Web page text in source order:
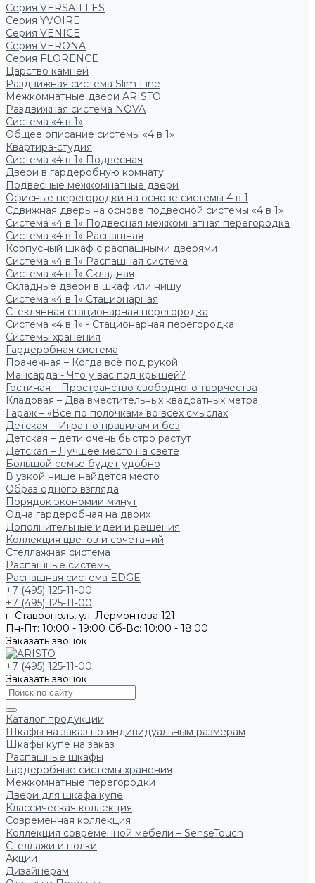
Серия VERSAILLES
Серия YVOIRE
Серия VENICE
Серия VERONA
Серия FLORENCE
Царство камней
Раздвижная система Slim Line
Межкомнатные двери ARISTO
Раздвижная система NOVA
Система «4 в 1»
Общее описание системы «4 в 1»
Квартира-студия
Система «4 в 1» Подвесная
Двери в гардеробную комнату
Подвесные межкомнатные двери
Офисные перегородки на основе системы 4 в 1
Сдвижная дверь на основе подвесной системы «4 в 1»
Система «4 в 1» Подвесная межкомнатная перегородка
Система «4 в 1» Распашная
Корпусный шкаф с распашными дверями
Система «4 в 1» Распашная система
Система «4 в 1» Складная
Складные двери в шкаф или нишу
Система «4 в 1» Стационарная
Стеклянная стационарная перегородка
Система «4 в 1» - Стационарная перегородка
Системы хранения
Гардеробная система
Прачечная – Когда всё под рукой
Мансарда - Что у вас под крышей?
Гостиная – Пространство свободного творчества
Кладовая – Два вместительных квадратных метра
Гараж – «Всё по полочкам» во всех смыслах
Детская – Игра по правилам и без
Детская – дети очень быстро растут
Детская – Лучшее место на свете
Большой семье будет удобно
В узкой нише найдется место
Образ одного взгляда
Порядок экономии минут
Одна гардеробная на двоих
Дополнительные идеи и решения
Коллекция цветов и сочетаний
Стеллажная система
Распашные системы
Распашная система EDGE
+7 (495) 125-11-00
+7 (495) 125-11-00
г. Ставрополь, ул. Лермонтова 121
Пн-Пт: 10:00 - 19:00 Сб-Вс: 10:00 - 18:00
Заказать звонок
+7 (495) 125-11-00
Заказать звонок
Каталог продукции
Шкафы на заказ по индивидуальным размерам
Шкафы купе на заказ
Распашные шкафы
Гардеробные системы хранения
Межкомнатные перегородки
Двери для шкафа купе
Классическая коллекция
Современная коллекция
Коллекция современной мебели – SenseTouch
Стеллажи и полки
Акции
Дизайнерам